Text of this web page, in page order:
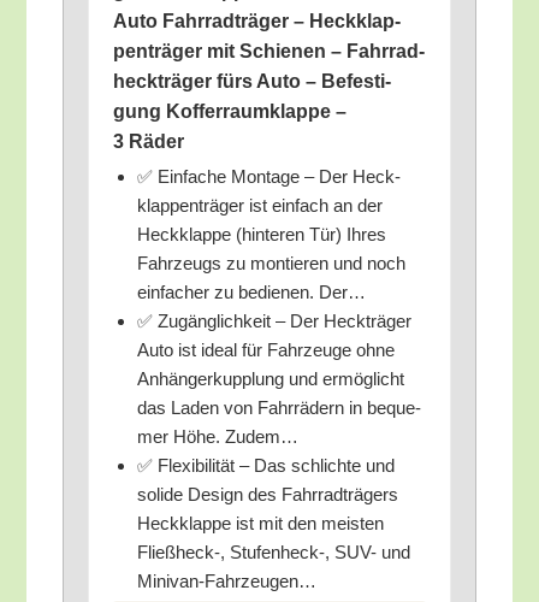
Auto Fahr­rad­trä­ger – Heck­klap­
pen­trä­ger mit Schie­nen – Fahr­rad­
heck­trä­ger fürs Auto – Befes­ti­
gung Kof­fer­raum­klap­pe –
3 Räder
✅ Ein­fa­che Mon­ta­ge – Der Heck­
klap­pen­trä­ger ist ein­fach an der
Heck­klap­pe (hin­te­ren Tür) Ihres
Fahr­zeugs zu mon­tie­ren und noch
ein­fa­cher zu bedie­nen. Der…
✅ Zugäng­lich­keit – Der Heck­trä­ger
Auto ist ide­al für Fahr­zeu­ge ohne
Anhän­ger­kupp­lung und ermög­licht
das Laden von Fahr­rä­dern in beque­
mer Höhe. Zudem…
✅ Fle­xi­bi­li­tät – Das schlich­te und
soli­de Design des Fahr­rad­trä­gers
Heck­klap­pe ist mit den meis­ten
Fließheck‑, Stufenheck‑, SUV- und
Minivan-Fahrzeugen…